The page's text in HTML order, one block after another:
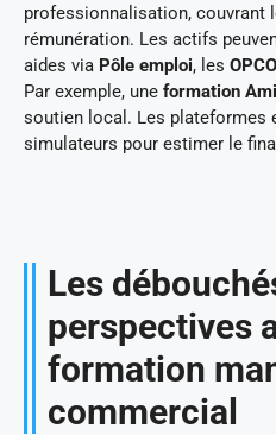
professionnalisation, couvrant
rémunération. Les actifs
aides via Pôle emploi, les OPCO
Par exemple, une formation
soutien local. Les plateformes
simulateurs pour estimer le
Les
perspectives
formation
commercial